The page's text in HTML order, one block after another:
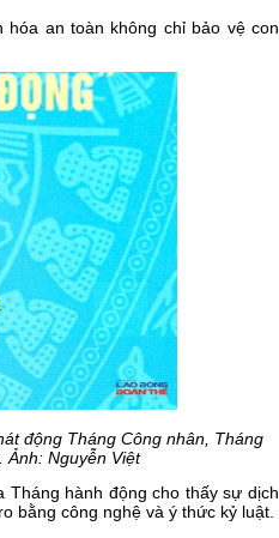
an toàn không chỉ bảo vệ con
động Tháng Công nhân, Tháng
Ảnh: Nguyễn Việt
Tháng hành động cho thấy sự dịch
bằng công nghệ và ý thức kỷ luật.